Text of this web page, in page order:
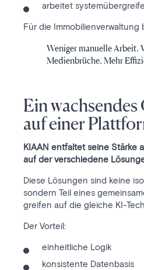
arbeitet
Für die Immobilienverwaltung
Weniger manuelle Arbeit.
Medienbrüche. Mehr
Ein wachsendes
auf einer
KIAAN entfaltet seine Stärke
auf der verschiedene
Diese Lösungen sind keine
sondern Teil eines
greifen auf die gleiche KI-
Der Vorteil:
einheitliche Logik
konsistente Datenbasis